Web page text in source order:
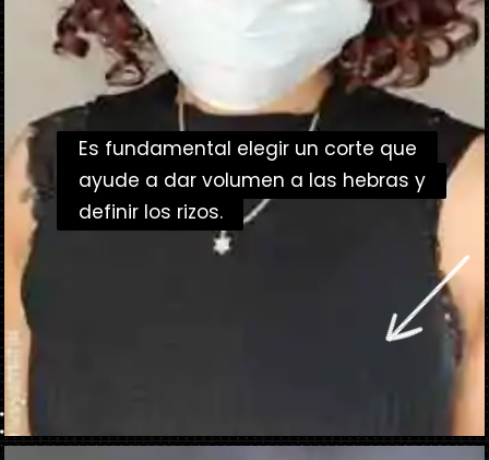
Es fundamental elegir un corte que
ayude a dar volumen a las hebras y
definir los rizos.
Es fundamental elegir un corte que
ayude a dar volumen a las hebras y
definir los rizos.